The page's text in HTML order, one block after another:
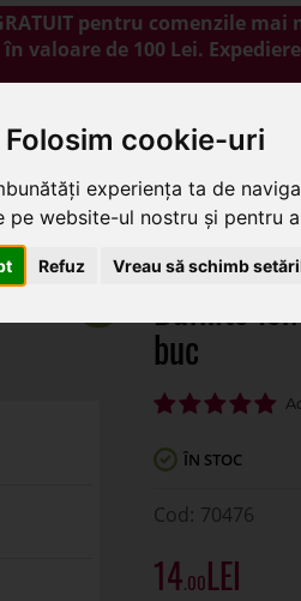
Folosim cookie-uri
experiența ta de
pe website-ul nostru și pentru
Refuz Vreau să schimb
pentru comenzile mai
valoare de 100 Lei.
Bufnite
buc
ÎN STOC
70476
14.00